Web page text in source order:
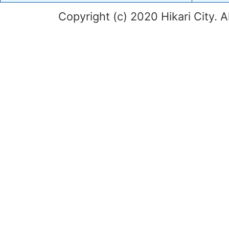
Copyright (c) 2020 Hikari City.